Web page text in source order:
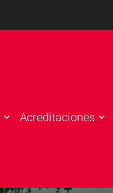
Acreditaciones